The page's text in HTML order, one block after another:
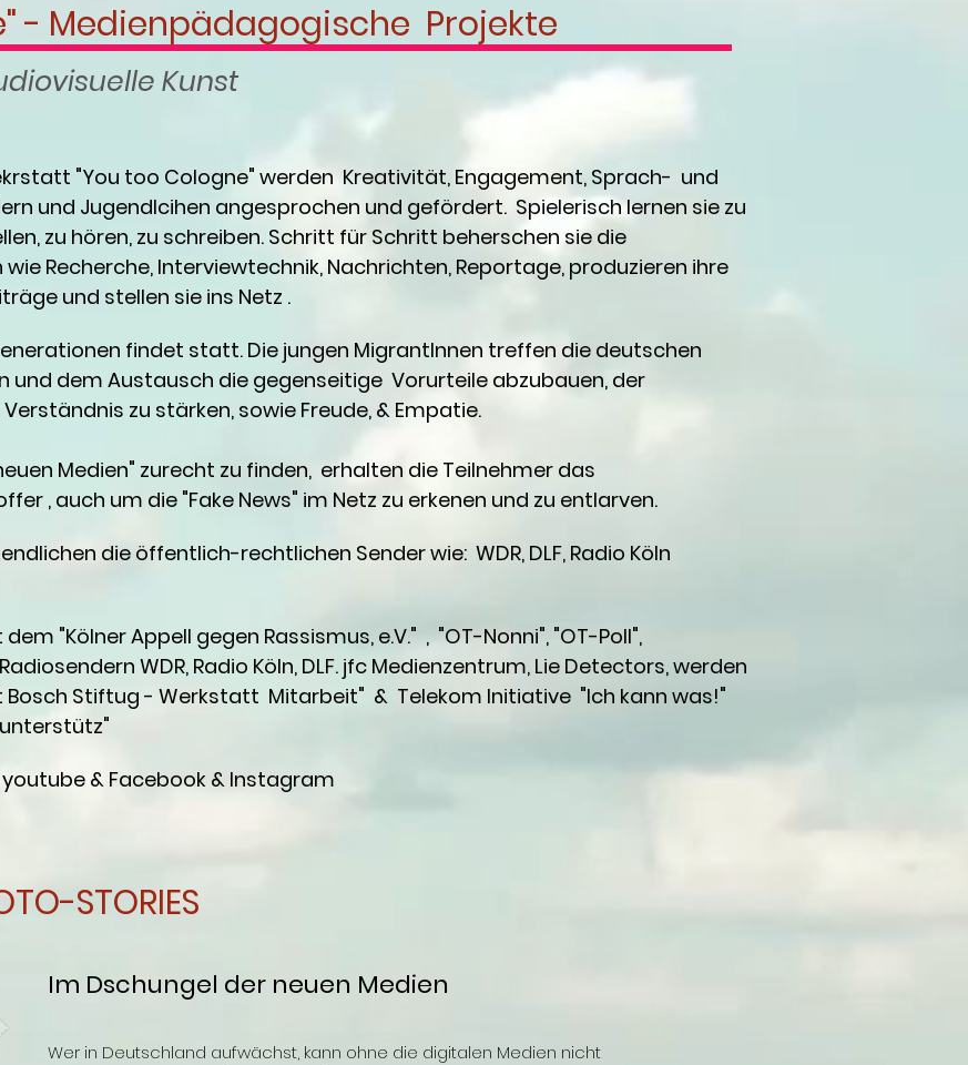
- Medienpädagogische Projekte
Kunst
"You too Cologne" werden Kreativität, Engagement, Sprach- und
und Jugendlcihen angesprochen und gefördert. Spielerisch lernen sie zu
zu hören, zu schreiben. Schritt für Schritt beherschen sie die
Recherche, Interviewtechnik, Nachrichten, Reportage, produzieren ihre
und stellen sie ins Netz .
findet statt. Die jungen MigrantInnen treffen die deutschen
und dem Austausch die gegenseitige Vorurteile abzubauen, der
zu stärken, sowie Freude, & Empatie.
Medien" zurecht zu finden, erhalten die Teilnehmer das
, auch um die "Fake News" im Netz zu erkenen und zu entlarven.
die öffentlich-rechtlichen Sender wie: WDR, DLF, Radio Köln
"Kölner Appell gegen Rassismus, e.V." , "OT-Nonni", "OT-Poll",
WDR, Radio Köln, DLF. jfc Medienzentrum, Lie Detectors, werden
Stiftug - Werkstatt Mitarbeit" & Telekom Initiative "Ich kann was!"
& Facebook & Instagram
STORIES
Im Dschungel der neuen Medien
Wer in Deutschland aufwächst, kann ohne die digitalen Medien nicht